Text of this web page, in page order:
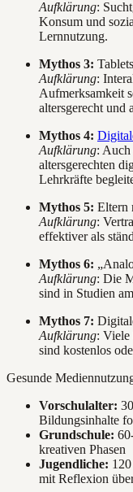
Aufklärung:
Konsum und
Lernnutzung.
Mythos 3:
Aufklärung:
Aufmerksamkeit
altersgerecht und
Mythos 4:
Aufklärung:
altersgerechten
Lehrkräfte
Mythos 5: Eltern
Aufklärung:
effektiver als
Mythos 6:
Aufklärung: Die
sind in Studien
Mythos 7:
Aufklärung: Viele
sind kostenlos
Gesunde
Vorschulalter:
Bildungsinhalte
Grundschule:
kreativen Phasen
Jugendliche:
mit Reflexion